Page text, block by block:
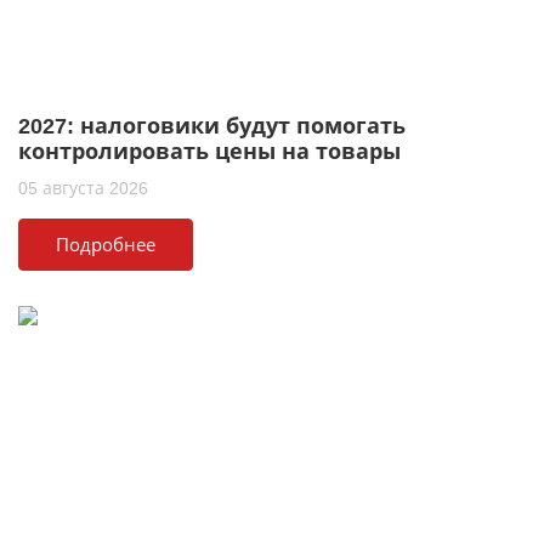
2027: налоговики будут помогать
контролировать цены на товары
05 августа 2026
Подробнее